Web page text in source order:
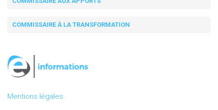
COMMISSAIRE À LA TRANSFORMATION
Mentions légales